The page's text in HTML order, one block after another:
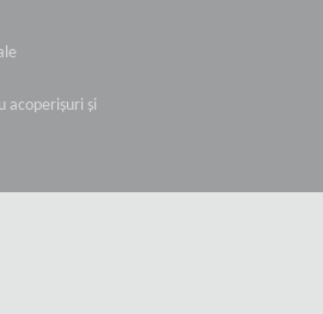
acoperișuri și